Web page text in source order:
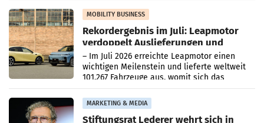
Bundeswettbewerbsbehörde und der
Bundeskartellanwalt
MOBILITY BUSINESS
Rekordergebnis im Juli: Leapmotor
verdoppelt Auslieferungen und
überschreitet die 100.000er-Marke
– Im Juli 2026 erreichte Leapmotor einen
wichtigen Meilenstein und lieferte weltweit
101.267 Fahrzeuge aus, womit sich das
Ergebnis gegenüber Juli 2025 mehr als
verdoppelte (+102
MARKETING & MEDIA
Stiftungsrat Lederer wehrt sich in